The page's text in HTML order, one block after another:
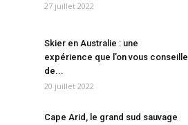
27 juillet 2022
Skier en Australie : une
expérience que l’on vous conseille
de...
20 juillet 2022
Cape Arid, le grand sud sauvage